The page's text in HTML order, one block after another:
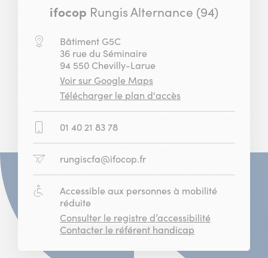
ifocop Rungis Alternance (94)
AdresseBâtiment G5C
36 rue du Séminaire
94 550 Chevilly-Larue
Voir sur Google Maps
se
situe
le
Télécharger le plan d'accès
Alternance
Numéro01 40 21 83 78
Adresserungiscfa@ifocop.fr
AccessibilitéAccessible aux personnes à mobilité
réduite
Consulter le registre d’accessibilité
Contacter le référent handicap